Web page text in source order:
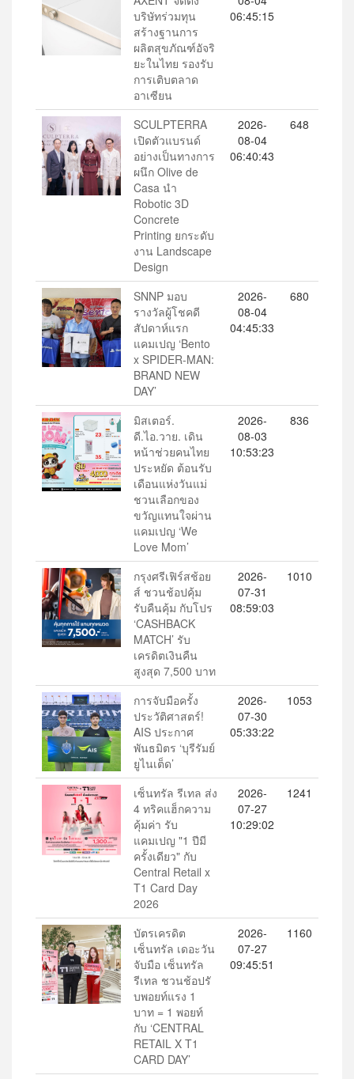
บริษัทร่วมทุน
สร้างฐานการ
ผลิตสุขภัณฑ์อัจริ
ยะในไทย รองรับ
การเติบตลาด
อาเซียน
06:45:15
SCULPTERRA
เปิดตัวแบรนด์
อย่างเป็นทางการ
ผนึก Olive de
Casa นำ
Robotic 3D
Concrete
Printing ยกระดับ
งาน Landscape
Design
2026-
08-04
06:40:43
648
SNNP มอบ
รางวัลผู้โชคดี
สัปดาห์แรก
แคมเปญ ‘Bento
x SPIDER-MAN:
BRAND NEW
DAY’
2026-
08-04
04:45:33
680
มิสเตอร์.
ดี.ไอ.วาย. เดิน
หน้าช่วยคนไทย
ประหยัด ต้อนรับ
เดือนแห่งวันแม่
ชวนเลือกของ
ขวัญแทนใจผ่าน
แคมเปญ ‘We
Love Mom’
2026-
08-03
10:53:23
836
กรุงศรีเฟิร์สช้อย
ส์ ชวนช้อปคุ้ม
รับคืนคุ้ม กับโปร
‘CASHBACK
MATCH’ รับ
เครดิตเงินคืน
สูงสุด 7,500 บาท
2026-
07-31
08:59:03
1010
การจับมือครั้ง
ประวัติศาสตร์!
AIS ประกาศ
พันธมิตร ‘บุรีรัมย์
ยูไนเต็ด’
2026-
07-30
05:33:22
1053
เซ็นทรัล รีเทล ส่ง
4 ทริคแฮ็กความ
คุ้มค่า รับ
แคมเปญ "1 ปีมี
ครั้งเดียว" กับ
Central Retail x
T1 Card Day
2026
2026-
07-27
10:29:02
1241
บัตรเครดิต
เซ็นทรัล เดอะวัน
จับมือ เซ็นทรัล
รีเทล ชวนช้อปรั
บพอยท์แรง 1
บาท = 1 พอยท์
กับ ‘CENTRAL
RETAIL X T1
CARD DAY’
2026-
07-27
09:45:51
1160